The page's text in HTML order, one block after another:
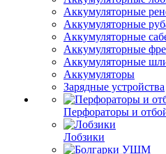
Аккумуляторные
Аккумуляторные
Аккумуляторные
Аккумуляторные
Аккумуляторные
Аккумуляторы
Зарядные устройства
Перфораторы и
Лобзики